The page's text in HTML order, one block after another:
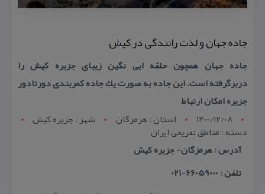
جاده جهان و لذت رانندگی در كیش
جاده جهان همچون حلقه ایی نگین زیبای جزیره كیش را
دربرگرفته است. این جاده به صورت یك جاده كمربندی دورتادور
جزیره امكان ارتباط
1400/12/08
استان : هرمزگان شهر : جزيره کيش
دسته : مناطق تفریحی ایران
آدرس : هرمزگان- جزیره كیش
تلفن : 66059000-021